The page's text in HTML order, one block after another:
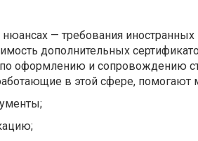
— требования иностранных
дополнительных
по оформлению и сопровождению
в этой сфере, помогают